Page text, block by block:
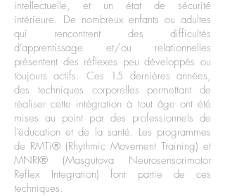
intellectuelle, et un état de sécurité
intérieure. De nombreux enfants ou adultes
qui rencontrent des difficultés
d’apprentissage et/ou relationnelles
présentent des réflexes peu développés ou
toujours actifs. Ces 15 dernières années,
des techniques corporelles permettant de
réaliser cette intégration à tout âge ont été
mises au point par des professionnels de
l’éducation et de la santé. Les programmes
de RMTi® (Rhythmic Movement Training) et
MNRI® (Masgutova Neurosensorimotor
Reflex Integration) font partie de ces
techniques.